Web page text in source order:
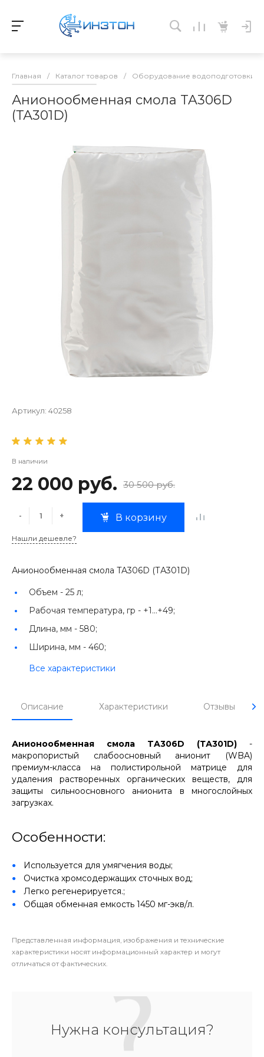
Главная / Каталог товаров / Оборудование водоподготовки и
Анионообменная смола TA306D
(ТА301D)
Артикул: 40258
В наличии
22 000 руб. 30 500 руб.
- + В корзину
Нашли дешевле?
Анионообменная смола TA306D (ТА301D)
Объем - 25 л;
Рабочая температура, гр - +1...+49;
Длина, мм - 580;
Ширина, мм - 460;
Все характеристики
Описание Характеристики Отзывы
Анионообменная смола TA306D (ТА301D) -
макропористый слабоосновный анионит (WBA)
премиум-класса на полистирольной матрице для
удаления растворенных органических веществ, для
защиты сильноосновного анионита в многослойных
загрузках.
Особенности:
Используется для умягчения воды;
Очистка хромсодержащих сточных вод;
Легко регенерируется.;
Общая обменная емкость 1450 мг-экв/л.
Представленная информация, изображения и технические
характеристики носят информационный характер и могут
отличаться от фактических.
Нужна консультация?